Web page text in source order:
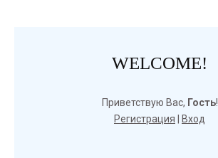
WELCOME!
Приветствую Вас, Гость!
Регистрация
Вход